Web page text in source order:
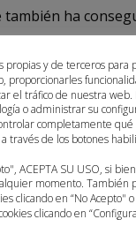
también ha
de cara a
confiesa que
una mezcla de
comprender que
señala que
Mundo hay “un
propias y de terceros para
proporcionarles
el tráfico de nuestra
o administrar su
completamente qué
través de los botones
ACEPTA SU USO, si
momento. También
clicando en “No Acepto"
clicando en